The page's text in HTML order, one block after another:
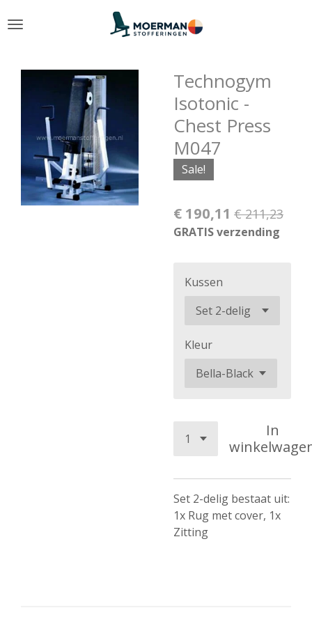
direct
hoofdinhoud
Technogym
Isotonic -
Chest Press
M047
Sale!
€ 190,11 € 211,23
GRATIS verzending
Kussen
Kleur
In
Set 2-delig bestaat uit:
1x Rug met cover, 1x
Zitting